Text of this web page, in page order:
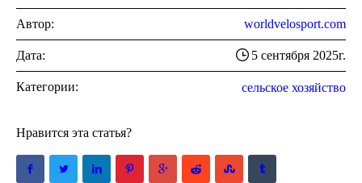
Автор: worldvelosport.com
Дата: 5 сентября 2025г.
Категории: сельское хозяйство
Нравится эта статья?